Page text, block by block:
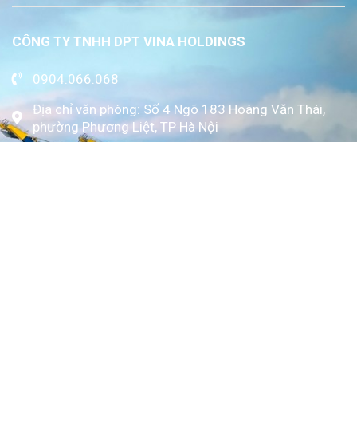
CÔNG TY TNHH DPT VINA HOLDINGS
0904.066.068
Địa chỉ văn phòng: Số 4 Ngõ 183 Hoàng Văn Thái,
phường Phương Liệt, TP Hà Nội